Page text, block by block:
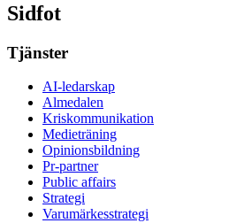
Sidfot
Tjänster
AI-ledarskap
Almedalen
Kris­kommunikation
Medieträning
Opinionsbildning
Pr-partner
Public affairs
Strategi
Varumärkesstrategi